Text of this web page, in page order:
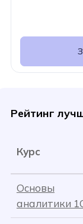
Рейтинг
Курс
Основы
аналитики